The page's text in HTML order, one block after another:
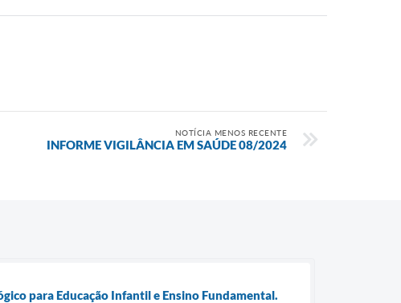
NOTÍCIA MENOS RECENTE
INFORME VIGILÂNCIA EM SAÚDE 08/2024
para Educação Infantil e Ensino Fundamental.